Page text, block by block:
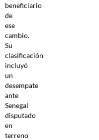
beneficiario
de
ese
cambio.
Su
clasificación
incluyó
un
desempate
ante
Senegal
disputado
en
terreno